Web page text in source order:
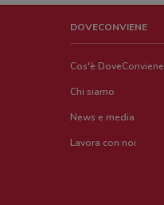
DOVECONVIENE
Cos'è DoveConviene
Chi siamo
News e media
Lavora con noi